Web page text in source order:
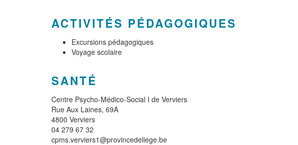
ACTIVITÉS PÉDAGOGIQUES
Excursions pédagogiques
Voyage scolaire
SANTÉ
Centre Psycho-Médico-Social I de Verviers
Rue Aux Laines, 69A
4800 Verviers
04 279 67 32
cpms.verviers1@provincedeliege.be